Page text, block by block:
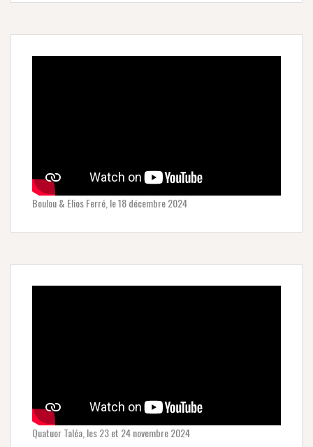
Boulou & Elios Ferré, le 18 décembre 2024
Quatuor Taléa, les 23 et 24 novembre 2024